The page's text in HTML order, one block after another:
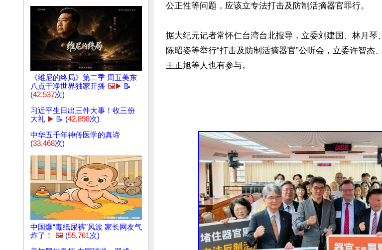
《维尼的终局》第二季 周五美东
八点干净世界独家开播 🖼️▶️ 📝
(42,537次)
习近平生日出三件大事！收三份
大礼 ▶️ 📝 (42,898次)
中华五千年神传医学的真谛
(33,468次)
中国爆“毒纸尿裤”风波 家长网友气
炸了！
🖼️ (55,761次)
公正性等问题，应该立专法打击及防制活摘器官罪行。
据大纪元记者常怀仁台湾台北报导，立委刘建国、林月琴、
陈昭姿等举行“打击及防制活摘器官”公听会，立委许智杰、